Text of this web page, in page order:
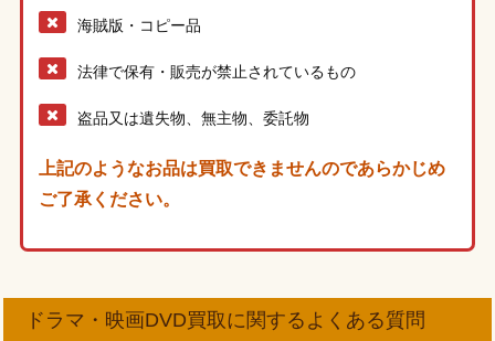
海賊版・コピー品
法律で保有・販売が禁止されているもの
盗品又は遺失物、無主物、委託物
上記のようなお品は買取できませんのであらかじめ
ご了承ください。
ドラマ・映画DVD買取に関するよくある質問